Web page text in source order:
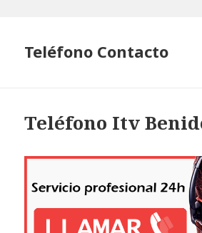
Teléfono Contacto
Teléfono Itv